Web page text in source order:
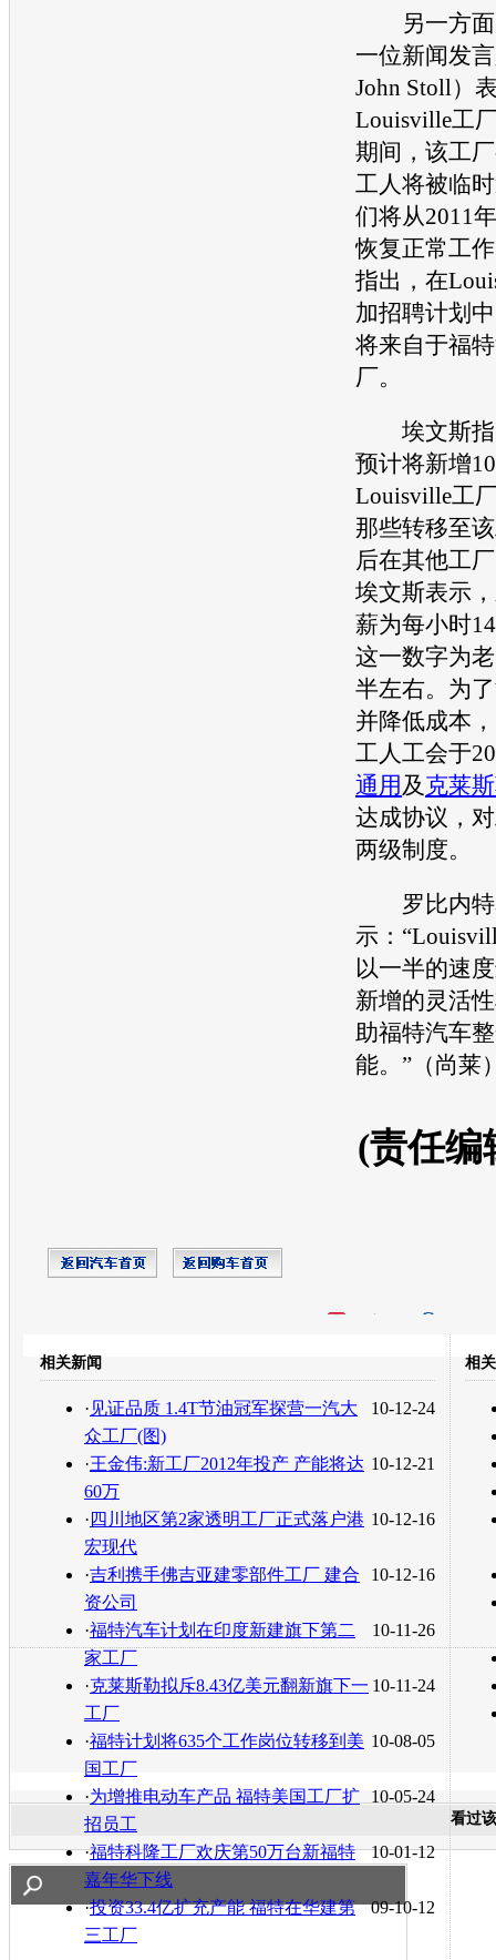
另一方面
一位新闻发
John Stoll）
Louisville工
期间，该工
工人将被临
们将从2011
恢复正常工
指出，在
加招聘计划
将来自于福特
厂。
埃文斯指
预计将新增
Louisville工
那些转移至
后在其他工
埃文斯表示
薪为每小时
这一数字为
半左右。为
并降低成本
工人工会于
通用及 克莱
达成协议，
两级制度。
罗比内特
示：
以一半的速
新增的灵活
助福特汽车
能。”（尚莱
(责任编
转发至：
相关新闻
10-12-24
· 见证品质 1.4T节油冠军探营一汽大
众工厂(图)
10-12-21
·王金伟:新工厂2012年投产 产能将达
60万
10-12-16
· 四川地区第2家透明工厂正式落户港
宏现代
10-12-16
·吉利携手佛吉亚建零部件工厂 建合
资公司
10-11-26
·福特汽车计划在印度新建旗下第二
家工厂
10-11-24
·克莱斯勒拟斥8.43亿美元翻新旗下一
工厂
10-08-05
·福特计划将635个工作岗位转移到美
国工厂
10-05-24
·为增推电动车产品 福特美国工厂扩
招员工
10-01-12
·福特科隆工厂欢庆第50万台新福特
嘉年华下线
09-10-12
·投资33.4亿扩充产能 福特在华建第
三工厂
相
看过